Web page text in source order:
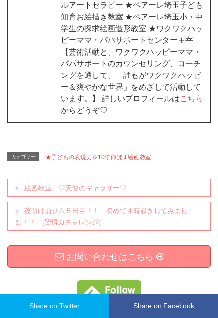
ルアートセラピー ★ペアーレ埼玉子ども
知育お絵描き教室 ★ペアーレ埼玉小・中
学生の探求絵画造形教室 ★ワクワクハッ
ピーママ・パパサポートセンター主宰
【芸術活動と、ワクワクハッピーママ・
パパサポートのカウンセリング、コーチ
ングを通して、「誰もがワクワクハッピ
ー＆爽やかな世界」をめざして活動して
います。】 詳しいプロフィールはこちら
からどうぞ♡
カテゴリー ★子どもの表現力を10倍伸ばす絵画教室
絵画教室 ♡天使のギャラリー♡
夜明け前ジム５日目！！ 初めて４時起きしてみまし
た！！ [習慣力チャレンジ]
お問い合わせはこちら
Share on Twitter Share on Facebook